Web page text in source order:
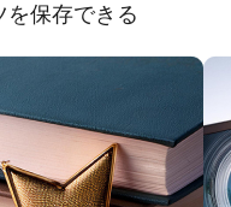
保存できる